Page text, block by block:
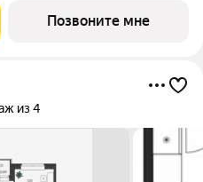
Новый жилой комплекс
Позвоните мне
из 4